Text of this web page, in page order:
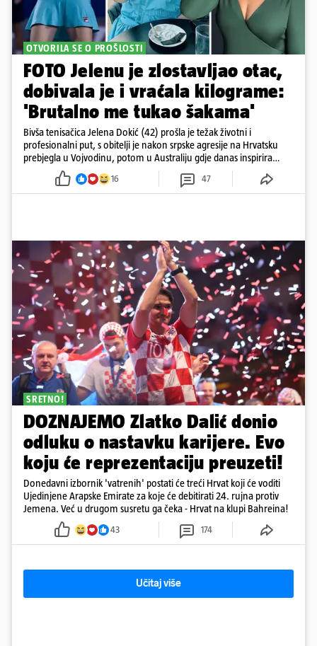
OTVORILA SE O PROŠLOSTI
FOTO Jelenu je zlostavljao otac,
dobivala je i vraćala kilograme:
'Brutalno me tukao šakama'
Bivša tenisačica Jelena Dokić (42) prošla je težak životni i
profesionalni put, s obitelji je nakon srpske agresije na Hrvatsku
prebjegla u Vojvodinu, potom u Australiju gdje danas inspirira
16 47
SRETNO!
DOZNAJEMO Zlatko Dalić donio
odluku o nastavku karijere. Evo
koju će reprezentaciju preuzeti!
Donedavni izbornik 'vatrenih' postati će treći Hrvat koji će voditi
Ujedinjene Arapske Emirate za koje će debitirati 24. rujna protiv
Jemena. Već u drugom susretu ga čeka - Hrvat na klupi Bahreina!
43 174
Učitaj više